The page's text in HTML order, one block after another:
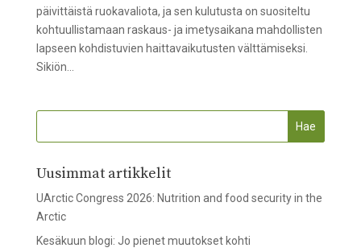
päivittäistä ruokavaliota, ja sen kulutusta on suositeltu
kohtuullistamaan raskaus- ja imetysaikana mahdollisten
lapseen kohdistuvien haittavaikutusten välttämiseksi.
Sikiön...
Uusimmat artikkelit
UArctic Congress 2026: Nutrition and food security in the
Arctic
Kesäkuun blogi: Jo pienet muutokset kohti